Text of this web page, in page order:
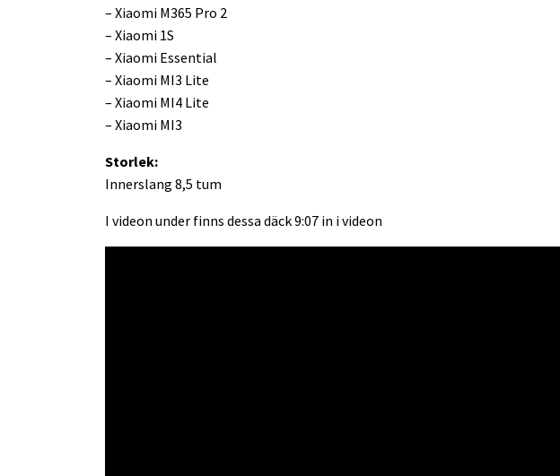
– Xiaomi M365 Pro 2
– Xiaomi 1S
– Xiaomi Essential
– Xiaomi MI3 Lite
– Xiaomi MI4 Lite
– Xiaomi MI3
Storlek:
Innerslang 8,5 tum
I videon under finns dessa däck 9:07 in i videon